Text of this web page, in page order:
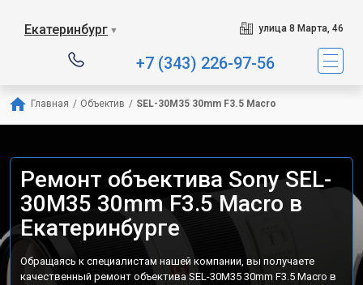
Екатеринбург ▼ улица 8 Марта, 46
+7 (343) 226-97-56
Главная / Объектив / SEL-30M35 30mm F3.5 Macro
Ремонт объектива Sony SEL-
30M35 30mm F3.5 Macro в
Екатеринбурге
Обращаясь к специалистам нашей компании, вы получаете
качественный ремонт объектива SEL-30M35 30mm F3.5 Macro в